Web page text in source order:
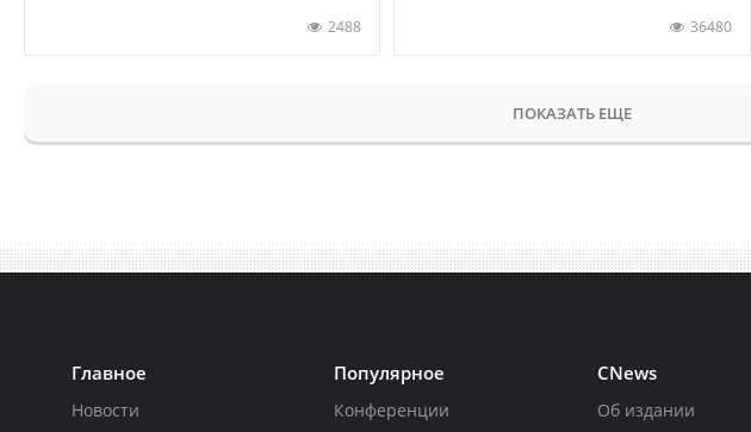
2488 36480
ПОКАЗАТЬ ЕЩЕ
Главное
Новости
Популярное
Конференции
CNews
Об издании